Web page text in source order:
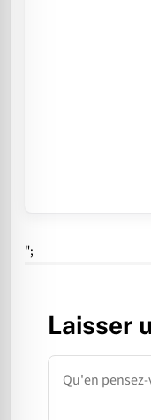
";
Laisser
Commentaire